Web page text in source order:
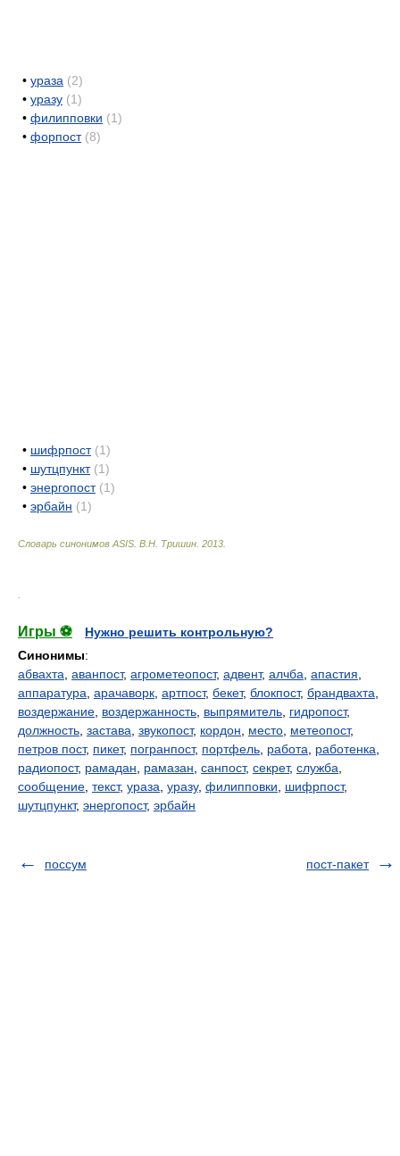
• ураза (2)
• уразу (1)
• филипповки (1)
• форпост (8)
• шифрпост (1)
• шутцпункт (1)
• энергопост (1)
• эрбайн (1)
Словарь синонимов ASIS. В.Н. Тришин 2013
Игры ⚽
Нужно решить контрольную?
Синонимы:
абвахта аванпост, агрометеопост, адвент, алчба апастия
аппаратура арачаворк артпост, бекет, блокпост, брандвахта
воздержание воздержанность выпрямитель гидропост,
должность застава звукопост, кордон место метеопост,
петров пост, пикет, погранпост, портфель работа работенка
радиопост, рамадан рамазан санпост, секрет, служба
сообщение текст, ураза уразу, филипповки шифрпост,
шутцпункт, энергопост, эрбайн
поссум пост-пакет